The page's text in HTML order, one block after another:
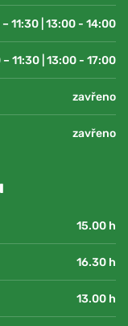
11:30 | 13:00 - 14:00
11:30 | 13:00 - 17:00
zavřeno
zavřeno
15.00 h
16.30 h
13.00 h